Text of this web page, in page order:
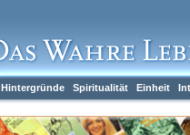
Hintergründe Spiritualität Einheit